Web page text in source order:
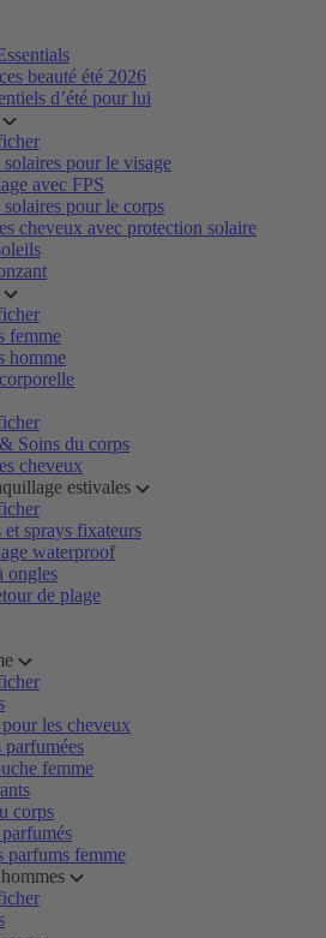
beauté été 2026
d’été pour lui
solaires pour le visage
avec FPS
solaires pour le corps
cheveux avec protection solaire
femme
homme
Soins du corps
cheveux
estivales
et sprays fixateurs
waterproof
ongles
de plage
les cheveux
parfumées
femme
corps
parfums femme